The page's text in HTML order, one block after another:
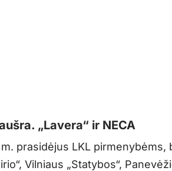
„Lavera“ ir NECA
m. prasidėjus LKL
Vilniaus „Statybos“,